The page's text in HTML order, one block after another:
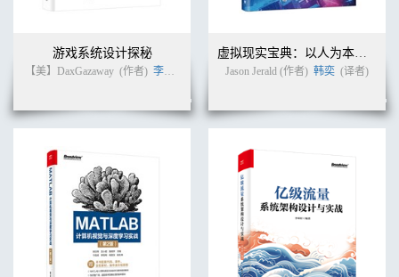
游戏系统设计探秘
【美】DaxGazaway (作者) 李天颀 (译者)
虚拟现实宝典：以人为本的VR设计
Jason Jerald (作者) 韩奕 (译者)